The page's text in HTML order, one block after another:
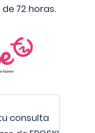
72 horas.
consulta